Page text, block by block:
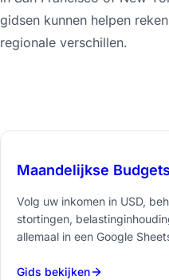
gidsen kunnen helpen
regionale verschillen.
Maandelijkse
Volg uw inkomen in USD,
stortingen,
allemaal in een Google
Gids bekijken